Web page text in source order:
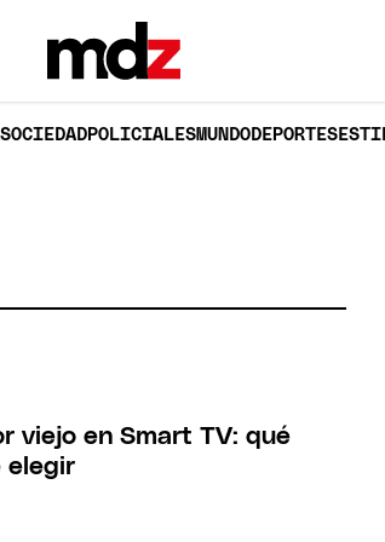
SOCIEDADPOLICIALESMUNDODEPORTES
viejo en Smart TV: qué
elegir